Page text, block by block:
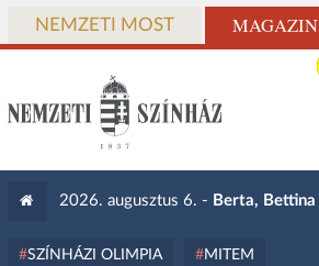
NEMZETI MOST MAGAZIN
2026. augusztus 6. - Berta, Bettina
SZÍNHÁZI OLIMPIA MITEM